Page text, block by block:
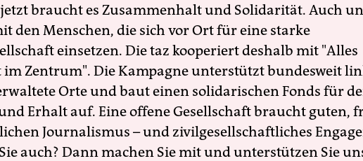
braucht es Zusammenhalt und Solidarität. Auch
den Menschen, die sich vor Ort für eine starke
einsetzen. Die taz kooperiert deshalb mit "Alles
Zentrum". Die Kampagne unterstützt bundesweit
Orte und baut einen solidarischen Fonds für
Erhalt auf. Eine offene Gesellschaft braucht guten,
Journalismus – und zivilgesellschaftliches
auch? Dann machen Sie mit und unterstützen Sie